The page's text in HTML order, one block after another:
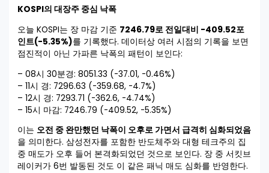
KOSPI의 대장주 중심 낙폭
오늘 KOSPI는 장 마감 기준 7246.79로 전일대비 -409.52포
인트(-5.35%)를 기록했다. 데이터상 여러 시점의 기록을 보면
점진적이 아닌 가파른 낙폭의 패턴이 보인다:
– 08시 30분경: 8051.33 (-37.01, -0.46%)
– 11시 경: 7296.63 (-359.68, -4.7%)
– 12시 경: 7293.71 (-362.6, -4.74%)
– 15시 마감: 7246.79 (-409.52, -5.35%)
이는 오전 중 완만했던 낙폭이 오후로 가면서 급격히 심화되었음
을 의미한다. 삼성전자를 포함한 반도체주와 대형 테크주의 집
중 매도가 오후 들어 본격화되었던 것으로 보인다. 장 중 서킷브
레이커가 6번 발동된 것도 이 같은 패닉 매도 심화를 반영한다.